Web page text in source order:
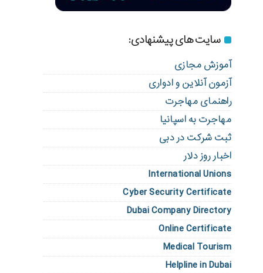
سایت های پیشنهادی:
آموزش مجازی
آزمون آنلاین و ادواری
راهنمای مهاجرت
مهاجرت به اسپانیا
ثبت شرکت در دبی
اخبار روز دلار
International Unions
Cyber Security Certificate
Dubai Company Directory
Online Certificate
Medical Tourism
Helpline in Dubai